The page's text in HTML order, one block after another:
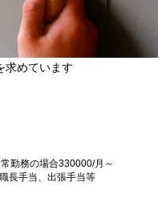
求めています
勤務の場合330000/月～
長手当、出張手当等